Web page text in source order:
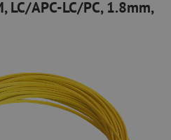
LC/APC-LC/PC, 1.8mm,